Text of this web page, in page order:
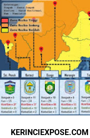
KERINCIEXPOSE.COM